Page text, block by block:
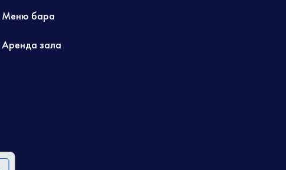
Меню бара
Аренда зала